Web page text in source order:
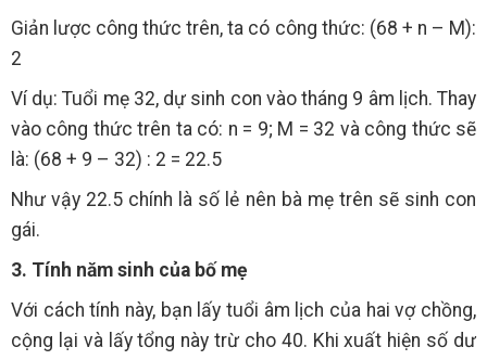
Giản lược công thức trên, ta có công thức: (68 + n – M):
2
Ví dụ: Tuổi mẹ 32, dự sinh con vào tháng 9 âm lịch. Thay
vào công thức trên ta có: n = 9; M = 32 và công thức sẽ
là: (68 + 9 – 32) : 2 = 22.5
Như vậy 22.5 chính là số lẻ nên bà mẹ trên sẽ sinh con
gái.
3. Tính năm sinh của bố mẹ
Với cách tính này, bạn lấy tuổi âm lịch của hai vợ chồng,
cộng lại và lấy tổng này trừ cho 40. Khi xuất hiện số dư